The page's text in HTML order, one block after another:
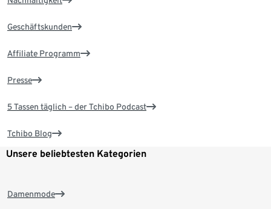
Geschäftskunden
Affiliate Programm
Presse
5 Tassen täglich – der Tchibo Podcast
Tchibo Blog
Unsere beliebtesten Kategorien
Damenmode